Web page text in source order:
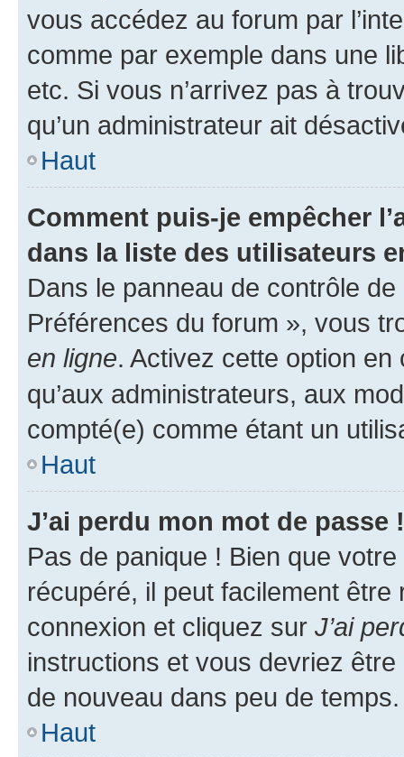
vous accédez au forum par
comme par exemple dans une
etc. Si vous n’arrivez pas à
qu’un administrateur ait
Haut
Comment puis-je empêcher
dans la liste des utilisateurs
Dans le panneau de contrôle
Préférences du forum », vous
en ligne. Activez cette option
qu’aux administrateurs, aux
compté(e) comme étant un
Haut
J’ai perdu mon mot de passe !
Pas de panique ! Bien que
récupéré, il peut facilement
connexion et cliquez sur J’ai
instructions et vous devriez
de nouveau dans peu de temps.
Haut